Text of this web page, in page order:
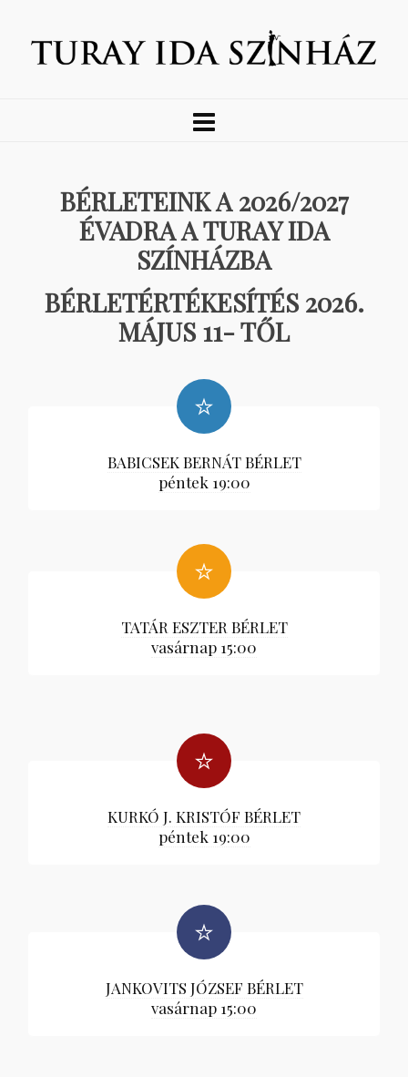
BÉRLETEINK A 2026/2027
ÉVADRA A TURAY IDA
SZÍNHÁZBA
BÉRLETÉRTÉKESÍTÉS 2026.
MÁJUS 11- TŐL
BABICSEK BERNÁT BÉRLET
péntek 19:00
TATÁR ESZTER BÉRLET
vasárnap 15:00
KURKÓ J. KRISTÓF BÉRLET
péntek 19:00
JANKOVITS JÓZSEF BÉRLET
vasárnap 15:00